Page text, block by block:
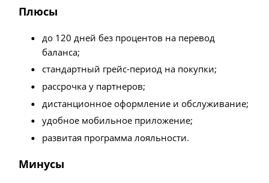
Плюсы
до 120 дней без процентов на перевод
баланса;
стандартный грейс-период на покупки;
рассрочка у партнеров;
дистанционное оформление и обслуживание;
удобное мобильное приложение;
развитая программа лояльности.
Минусы